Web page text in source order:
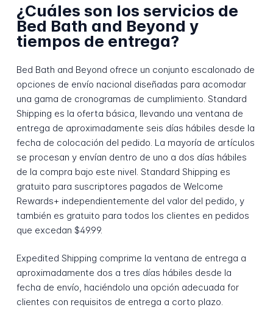
¿Cuáles son los servicios de
Bed Bath and Beyond y
tiempos de entrega?
Bed Bath and Beyond ofrece un conjunto escalonado de
opciones de envío nacional diseñadas para acomodar
una gama de cronogramas de cumplimiento. Standard
Shipping es la oferta básica, llevando una ventana de
entrega de aproximadamente seis días hábiles desde la
fecha de colocación del pedido. La mayoría de artículos
se procesan y envían dentro de uno a dos días hábiles
de la compra bajo este nivel. Standard Shipping es
gratuito para suscriptores pagados de Welcome
Rewards+ independientemente del valor del pedido, y
también es gratuito para todos los clientes en pedidos
que excedan $49.99.
Expedited Shipping comprime la ventana de entrega a
aproximadamente dos a tres días hábiles desde la
fecha de envío, haciéndolo una opción adecuada for
clientes con requisitos de entrega a corto plazo.